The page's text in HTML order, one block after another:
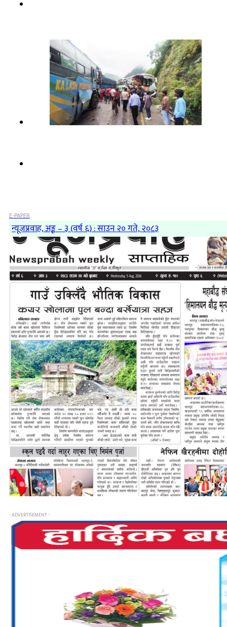
E-PAPER
न्यूजप्रवाह, अङ्क – ३ (वर्ष ६) : साउन २० गते, २०८३
- ADVERTISEMENT -